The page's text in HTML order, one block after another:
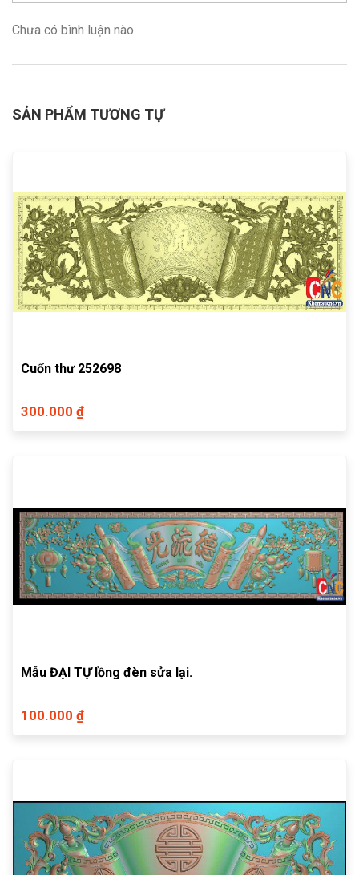
Chưa có bình luận nào
SẢN PHẨM TƯƠNG TỰ
Cuốn thư 252698
300.000 ₫
Mẫu ĐẠI TỰ lồng đèn sửa lại.
100.000 ₫